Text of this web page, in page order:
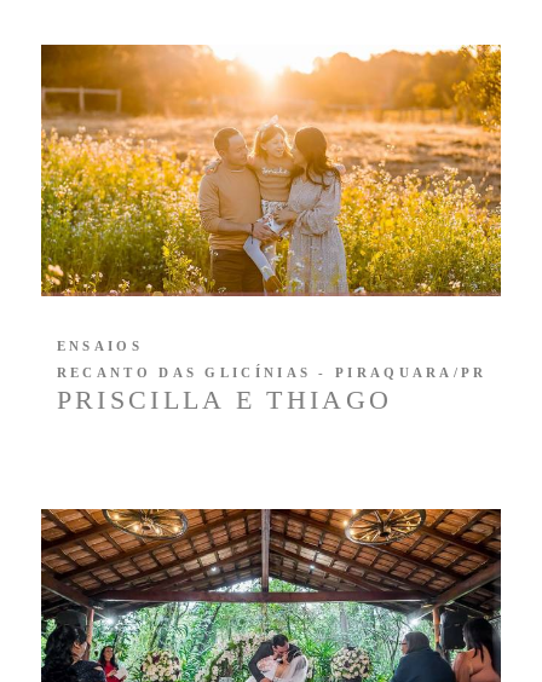
PRISCILLA E THIAGO
ENSAIOS
RECANTO DAS GLICÍNIAS - PIRAQUARA/PR